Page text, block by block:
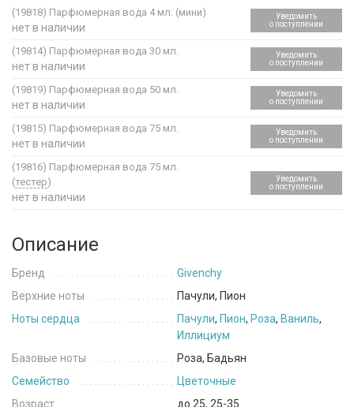
(19818) Парфюмерная вода 4 мл. (мини)
нет в наличии
Уведомить
о поступлении
(19814) Парфюмерная вода 30 мл.
нет в наличии
Уведомить
о поступлении
(19819) Парфюмерная вода 50 мл.
нет в наличии
Уведомить
о поступлении
(19815) Парфюмерная вода 75 мл.
нет в наличии
Уведомить
о поступлении
(19816) Парфюмерная вода 75 мл.
(тестер)
нет в наличии
Уведомить
о поступлении
Описание
Бренд
Givenchy
Верхние ноты
Пачули, Пион
Ноты сердца
Пачули, Пион, Роза, Ваниль,
Иллициум
Базовые ноты
Роза, Бадьян
Семейство
Цветочные
Возраст
до 25, 25-35